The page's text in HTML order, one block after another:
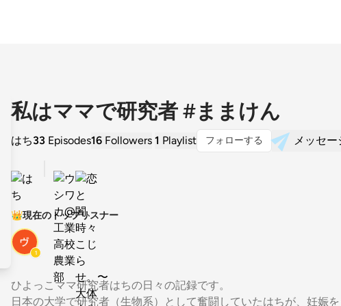
私はママで研究者 #ままけん
はち33 Episodes16 Followers 1 Playlist フォローする メッセ
👑現在のトップリスナー
1
ひよっこママ研究者はちの日々の記録です。
日本の大学で研究者（生物系）として奮闘していたはちが、妊娠